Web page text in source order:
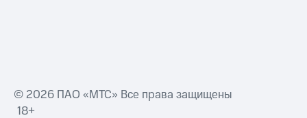
© 2026 ПАО «МТС» Все права защищены
18+